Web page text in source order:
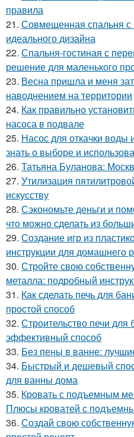
правила
21. Совмещенная спальня с
идеального дизайна
22. Спальня-гостиная с
решение для маленького
23. Весна пришла и меня
наводнением на территории
24. Как правильно
насоса в подвале
25. Насос для откачки воды
знать о выборе и
26. Татьяна Буланова:
27. Утилизация
искусству
28. Сэкономьте деньги и
что можно сделать из
29. Создание игр из
инструкции для домашнего
30. Стройте свою
металла: подробный
31. Как сделать печь для
простой способ
32. Строительство печи для
эффективный способ
33. Без пены в ванне:
34. Быстрый и дешевый
для ванны дома
35. Кровать с подъемным
Плюсы кроватей с
36. Создай свою